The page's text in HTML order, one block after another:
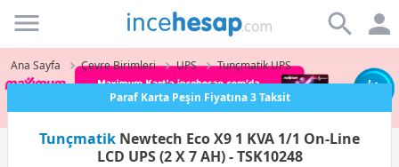
Incehesap
Ana Sayfa Çevre Birimleri UPS Tunçmatik UPS
Paraf Karta Peşin Fiyatına 3 Taksit
Tunçmatik Newtech Eco X9 1 KVA 1/1 On-Line
LCD UPS (2 X 7 AH) - TSK10248